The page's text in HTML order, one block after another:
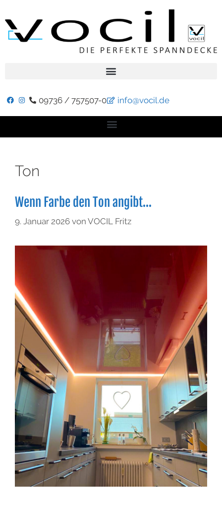
09736 / 757507-0 info@vocil.de
Ton
Wenn Farbe den Ton angibt…
9. Januar 2026 von VOCIL Fritz